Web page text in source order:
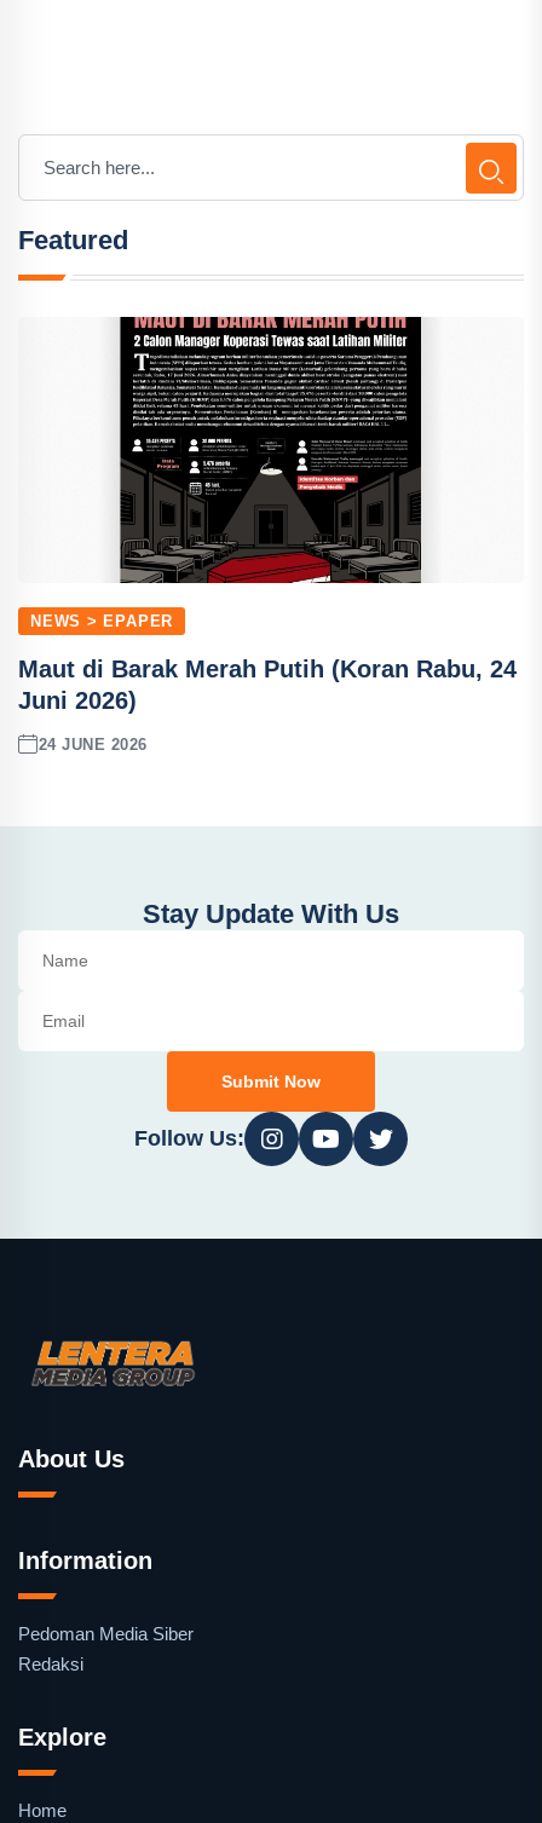
Featured
NEWS > EPAPER
Maut di Barak Merah Putih (Koran Rabu, 24
Juni 2026)
24 JUNE 2026
Stay Update With Us
Submit Now
Follow Us:
About Us
Information
Pedoman Media Siber
Redaksi
Explore
Home